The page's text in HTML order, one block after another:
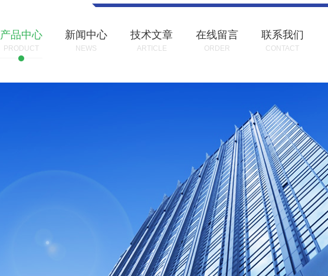
产品中心
PRODUCT
新闻中心
NEWS
技术文章
ARTICLE
在线留言
ORDER
联系我们
CONTACT